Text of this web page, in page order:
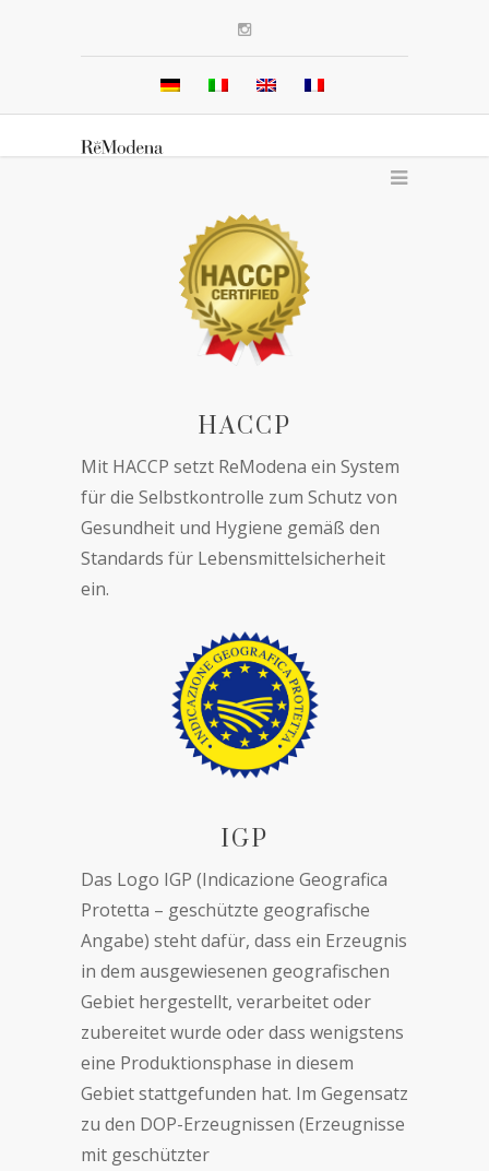
HACCP
Mit HACCP setzt ReModena ein System
für die Selbstkontrolle zum Schutz von
Gesundheit und Hygiene gemäß den
Standards für Lebensmittelsicherheit
ein.
IGP
Das Logo IGP (Indicazione Geografica
Protetta – geschützte geografische
Angabe) steht dafür, dass ein Erzeugnis
in dem ausgewiesenen geografischen
Gebiet hergestellt, verarbeitet oder
zubereitet wurde oder dass wenigstens
eine Produktionsphase in diesem
Gebiet stattgefunden hat. Im Gegensatz
zu den DOP-Erzeugnissen (Erzeugnisse
mit geschützter